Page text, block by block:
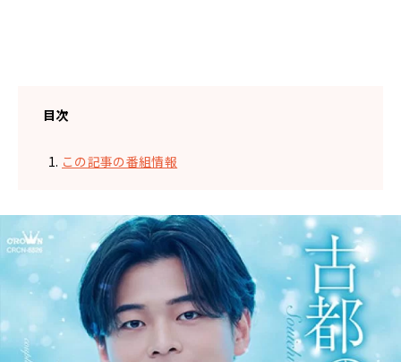
目次
この記事の番組情報